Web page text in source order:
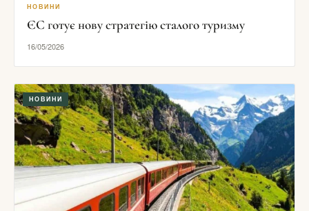
НОВИНИ
ЄС готує нову стратегію сталого туризму
16/05/2026
НОВИНИ